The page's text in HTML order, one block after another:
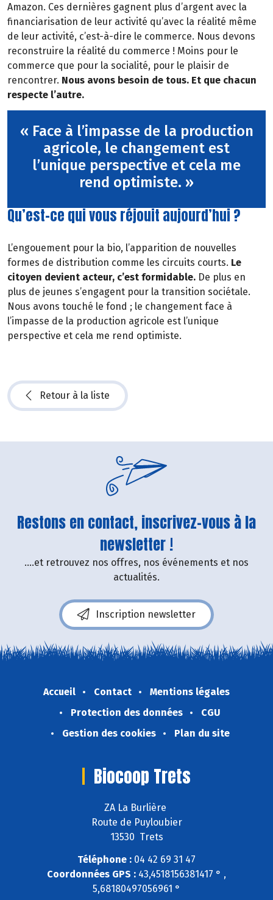
Amazon. Ces dernières gagnent plus d’argent avec la
financiarisation de leur activité qu’avec la réalité même
de leur activité, c’est-à-dire le commerce. Nous devons
reconstruire la réalité du commerce ! Moins pour le
commerce que pour la socialité, pour le plaisir de
rencontrer. Nous avons besoin de tous. Et que chacun
respecte l’autre.
« Face à l’impasse de la production
agricole, le changement est
l’unique perspective et cela me
rend optimiste. »
Qu’est-ce qui vous réjouit aujourd’hui ?
L’engouement pour la bio, l’apparition de nouvelles
formes de distribution comme les circuits courts. Le
citoyen devient acteur, c’est formidable. De plus en
plus de jeunes s’engagent pour la transition sociétale.
Nous avons touché le fond ; le changement face à
l’impasse de la production agricole est l’unique
perspective et cela me rend optimiste.
Retour à la liste
Restons en contact, inscrivez-vous à la
newsletter !
....et retrouvez nos offres, nos événements et nos
actualités.
Inscription newsletter
Accueil Contact
Mentions légales
Protection des données
CGU
Gestion des cookies
Plan du site
Biocoop Trets
ZA La Burlière
Route de Puyloubier
13530 Trets
Téléphone : 04 42 69 31 47
Coordonnées GPS : 43,4518156381417 ° ,
5,68180497056961 °